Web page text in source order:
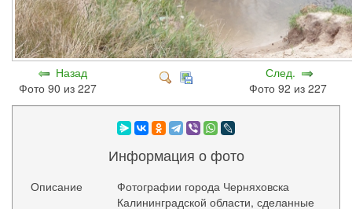
Назад
Фото 90 из 227
След.
Фото 92 из 227
Информация о фото
Описание
Фотографии города Черняховска
Калининградской области, сделанные